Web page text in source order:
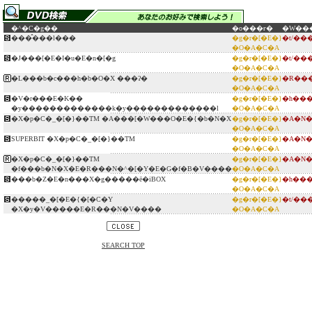
�^�C�g�� �o���ғ�
���̂���l���
�g�r�[�E�}
�O�A�C�A
�t/
�J���[�E�I�u�E�n�[�g
�g�r�[�E�}
�O�A�C�A
�t/
�L���b�c���h�b�O�X ���ʔ�
�g�r�[�E�}
�O�A�C�A
�V�r���E�K��
�y�������������k�y�������������l
�g�r�[�E�}
�O�A�C�A
�X�p�C�_�[�}��TM �A���[�W���O�E�{�b�N�X�g�r�[�E�}
�O�A�C�A
SUPERBIT �X�p�C�_�[�}��TM
�g�r�[�E�}
�O�A�C�A
�X�p�C�_�[�}��TM
�f���b�N�X�E�R���N�^�[�Y�E�G�f�B�V����
�g�r�[�E�}
�O�A�C�A
���b�Z�E�n���X�g�����ē�iBOX
�g�r�[�E�}
�O�A�C�A
�����_�[�E�{�[�C�Y
�X�y�V�����E�R���N�V����
�g�r�[�E�}
�O�A�C�A
�t/
SEARCH TOP